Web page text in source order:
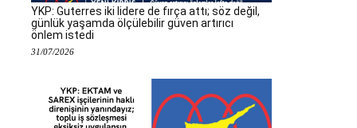
YKP: Guterres iki lidere de fırça attı; söz değil,
günlük yaşamda ölçülebilir güven artırıcı
önlem istedi
31/07/2026